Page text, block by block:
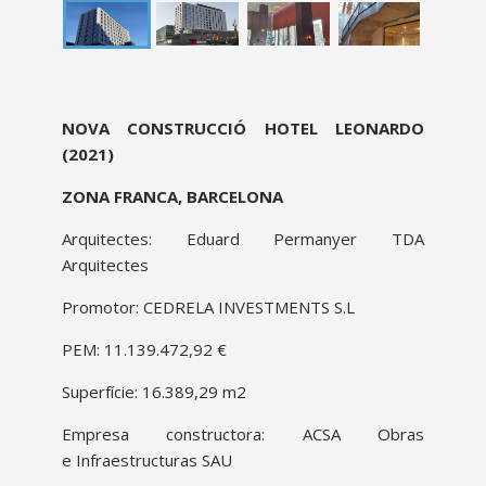
proyecto
descripcion
NOVA CONSTRUCCIÓ HOTEL LEONARDO
(2021)
ZONA FRANCA, BARCELONA
Arquitectes: Eduard Permanyer TDA
Arquitectes
Promotor: CEDRELA INVESTMENTS S.L
PEM: 11.139.472,92 €
Superfície: 16.389,29 m2
Empresa constructora: ACSA Obras
e Infraestructuras SAU